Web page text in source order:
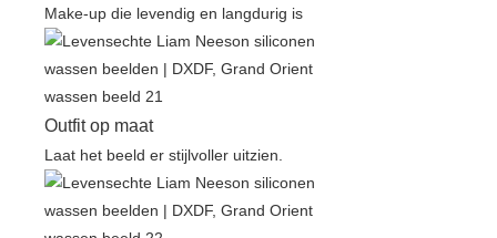
Make-up die levendig en langdurig is
Outfit op maat
Laat het beeld er stijlvoller uitzien.